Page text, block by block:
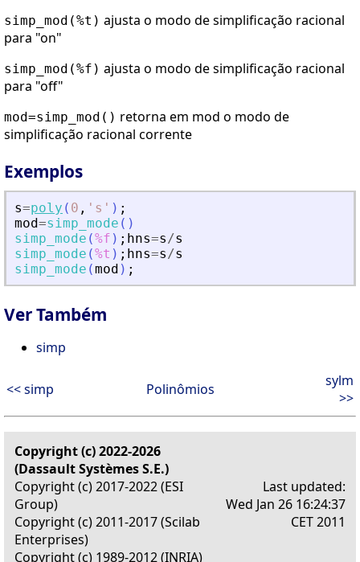
simp_mod(%t) ajusta o modo de simplificação racional
para "on"
simp_mod(%f) ajusta o modo de simplificação racional
para "off"
mod=simp_mod() retorna em mod o modo de
simplificação racional corrente
Exemplos
s=poly ( 0 , ' s ' ) ;
mod=simp_mode ( )
simp_mode (%f ) ; hns=s/s
simp_mode (%t ) ; hns=s/s
simp_mode (mod ) ;
Ver Também
simp
<< simp Polinômios
sylm
>>
Copyright (c) 2022-2026
(Dassault Systèmes S.E.)
Copyright (c) 2017-2022 (ESI
Group)
Copyright (c) 2011-2017 (Scilab
Enterprises)
Copyright (c) 1989-2012 (INRIA)
Last updated:
Wed Jan 26 16:24:37
CET 2011